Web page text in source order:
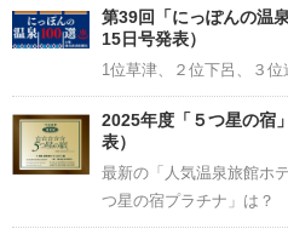
第39回「にっぽんの温
15日号発表）
1位草津、２位下呂、３位
2025年度「５つ星の宿
表）
最新の「人気温泉旅館ホ
つ星の宿プラチナ」は？